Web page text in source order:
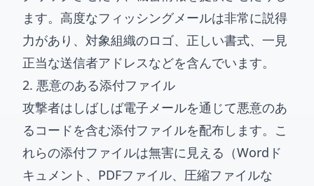
ます。高度なフィッシングメールは非常に説得
力があり、対象組織のロゴ、正しい書式、一見
正当な送信者アドレスなどを含んでいます。
2. 悪意のある添付ファイル
攻撃者はしばしば電子メールを通じて悪意のあ
るコードを含む添付ファイルを配布します。こ
れらの添付ファイルは無害に見える（Wordド
キュメント、PDFファイル、圧縮ファイルな